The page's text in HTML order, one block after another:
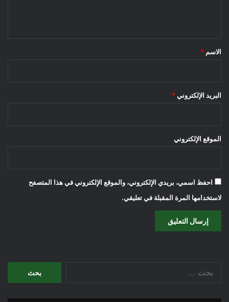
*
الاسم *
البريد الإلكتروني *
الموقع الإلكتروني
احفظ اسمي، بريدي الإلكتروني، والموقع الإلكتروني في هذا المتصفح
لاستخدامها المرة المقبلة في تعليقي.